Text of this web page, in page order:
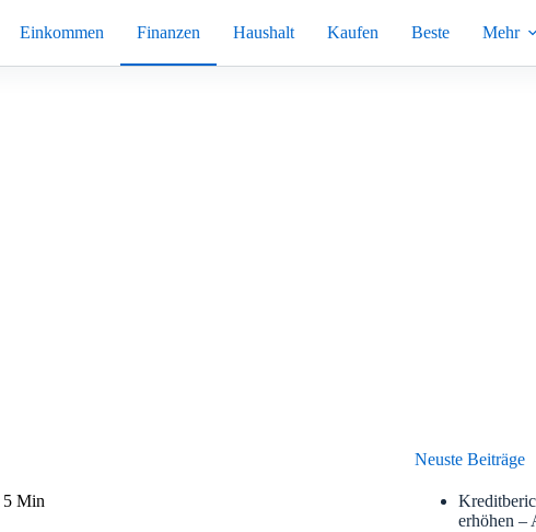
Einkommen Finanzen Haushalt Kaufen Beste Mehr
5 Min
Neuste Beiträge
erhöhen –